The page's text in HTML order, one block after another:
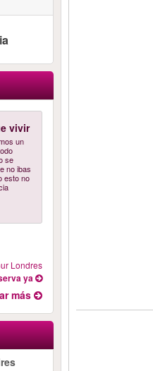
vivir
un
se
no ibas
esto no
Londres
ya
más